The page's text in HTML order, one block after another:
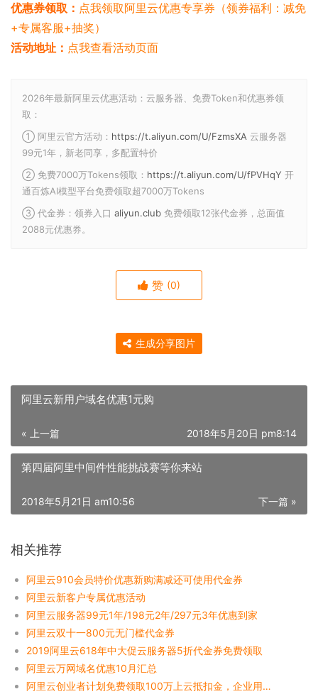
优惠券领取： 点我领取阿里云优惠专享券（领券福利：减免
+专属客服+抽奖）
活动地址： 点我查看活动页面
2026年最新阿里云优惠活动：云服务器、免费Token和优惠券领
取：
① 阿里云官方活动： https://t.aliyun.com/U/FzmsXA 云服务器
99元1年，新老同享，多配置特价
② 免费7000万Tokens领取： https://t.aliyun.com/U/fPVHqY 开
通百炼AI模型平台免费领取超7000万Tokens
③ 代金券：领券入口 aliyun.club 免费领取12张代金券，总面值
2088元优惠券。
赞 (0)
生成分享图片
阿里云新用户域名优惠1元购
« 上一篇 2018年5月20日 pm8:14
第四届阿里中间件性能挑战赛等你来站
下一篇 »
2018年5月21日 am10:56
相关推荐
阿里云910会员特价优惠新购满减还可使用代金券
阿里云新客户专属优惠活动
阿里云服务器99元1年/198元2年/297元3年优惠到家
阿里云双十一800元无门槛代金券
2019阿里云618年中大促云服务器5折代金券免费领取
阿里云万网域名优惠10月汇总
阿里云创业者计划免费领取100万上云抵扣金，企业用户可以申请